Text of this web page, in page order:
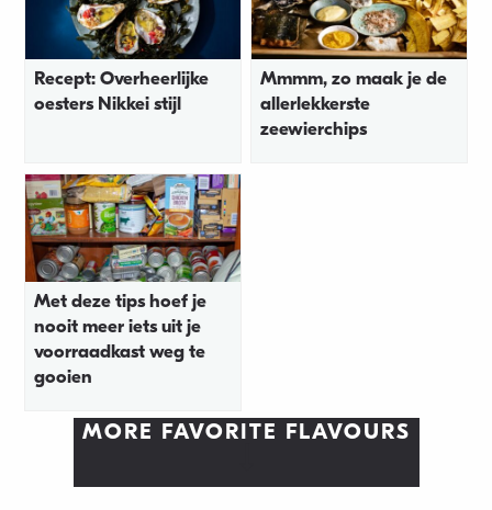
Recept: Overheerlijke
oesters Nikkei stijl
Mmmm, zo maak je de
allerlekkerste
zeewierchips
Met deze tips hoef je
nooit meer iets uit je
voorraadkast weg te
gooien
MORE FAVORITE FLAVOURS